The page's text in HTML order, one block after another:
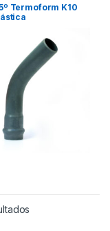
Termoform K10